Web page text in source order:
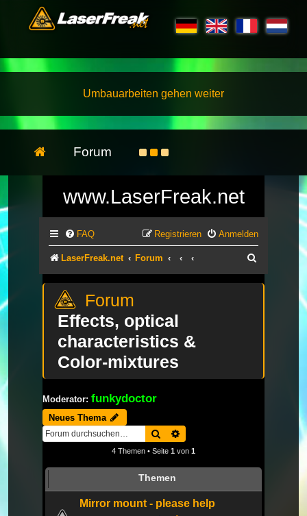
Umbauarbeiten gehen weiter
Forum
www.LaserFreak.net
FAQ Anmelden
Registrieren
LaserFreak.net Forum
Effects, optical
characteristics &
Color-mixtures
Moderator: funkydoctor
Neues Thema
Suche
4 Themen • Seite 1 von 1
Themen
Mirror mount - please help